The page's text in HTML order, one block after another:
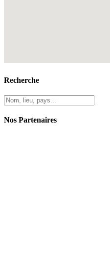
Recherche
Nos Partenaires